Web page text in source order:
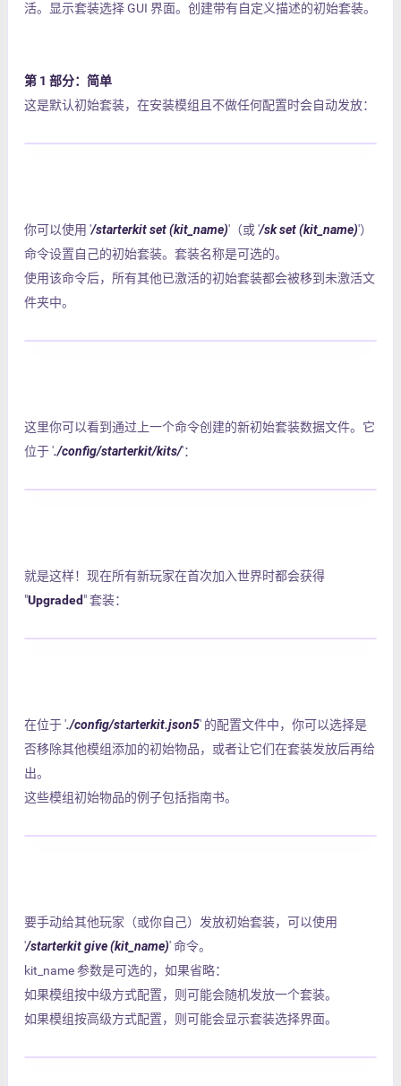
活。显示套装选择 GUI 界面。创建带有自定义描述的初始套装。
第 1 部分：简单
这是默认初始套装，在安装模组且不做任何配置时会自动发放：
你可以使用 '/starterkit set (kit_name)'（或 '/sk set (kit_name)'）
命令设置自己的初始套装。套装名称是可选的。
使用该命令后，所有其他已激活的初始套装都会被移到未激活文
件夹中。
这里你可以看到通过上一个命令创建的新初始套装数据文件。它
位于 './config/starterkit/kits/'：
就是这样！现在所有新玩家在首次加入世界时都会获得
"Upgraded" 套装：
在位于 './config/starterkit.json5' 的配置文件中，你可以选择是
否移除其他模组添加的初始物品，或者让它们在套装发放后再给
出。
这些模组初始物品的例子包括指南书。
要手动给其他玩家（或你自己）发放初始套装，可以使用
'/starterkit give (kit_name)' 命令。
kit_name 参数是可选的，如果省略：
如果模组按中级方式配置，则可能会随机发放一个套装。
如果模组按高级方式配置，则可能会显示套装选择界面。